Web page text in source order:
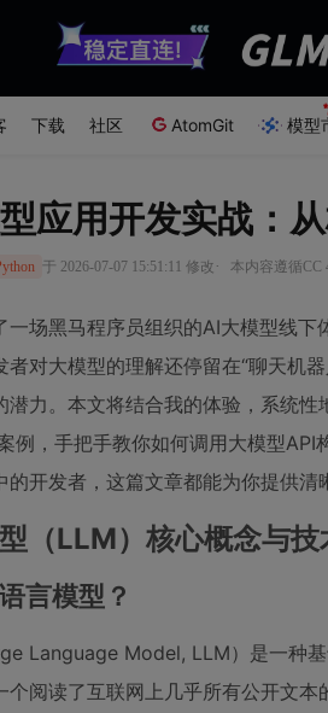
下载 社区 AtomGit 模型
应用开发实战：
于 2026-07-07 15:51:11 修改 · 本内容遵循CC
一场黑马程序员组织的AI大模型线
者对大模型的理解还停留在“聊天机
潜力。本文将结合我的体验，系统
例，手把手教你如何调用大模型
开发者，这篇文章都能为你提供清
（LLM）核心概念与技
言模型？
Language Model, LLM）是一种
个阅读了互联网上几乎所有公开文